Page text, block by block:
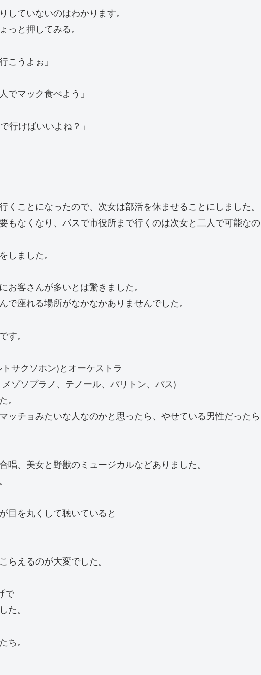
ていないのはわかります。
っと押してみる。
こうよぉ」
でマック食べよう」
行けばいいよね？」
くことになったので、次女は部活を休ませることにしました。
もなくなり、バスで市役所まで行くのは次女と二人で可能なの
しました。
客さんが多いとは驚きました。
座れる場所がなかなかありませんでした。
。
サクソホン)とオーケストラ
ゾソプラノ、テノール、バリトン、バス)
ッチョみたいな人なのかと思ったら、やせている男性だったら
唱、美女と野獣のミュージカルなどありました。
目を丸くして聴いていると
らえるのが大変でした。
で
。
。